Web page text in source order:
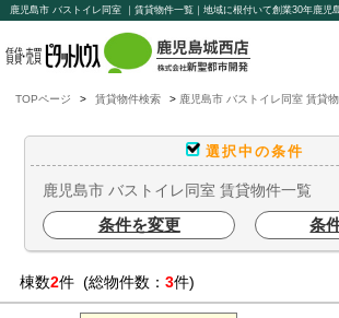
TOPページ 賃貸物件検索 鹿児島市 バストイレ同室 賃貸
選択中の条件
鹿児島市 バストイレ同室 賃貸物件一覧
条件を変更 条
棟数2件 (総物件数： 3件)